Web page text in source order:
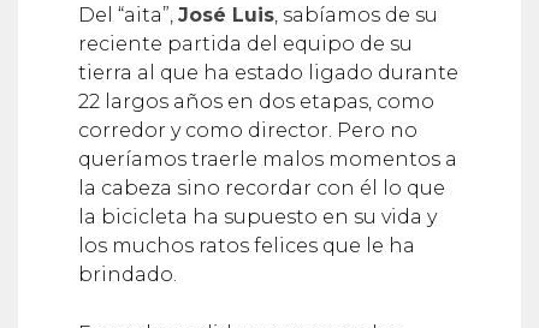
reciente partida del equipo de su
tierra al que ha estado ligado durante
22 largos años en dos etapas, como
corredor y como director. Pero no
queríamos traerle malos momentos a
la cabeza sino recordar con él lo que
la bicicleta ha supuesto en su vida y
los muchos ratos felices que le ha
brindado.